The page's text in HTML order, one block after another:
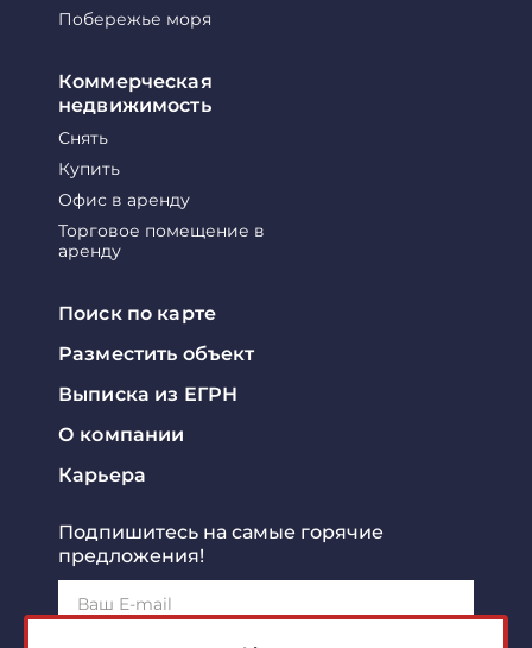
Побережье моря
Коммерческая
недвижимость
Снять
Купить
Офис в аренду
Торговое помещение в
аренду
Поиск по карте
Разместить объект
Выписка из ЕГРН
О компании
Карьера
Подпишитесь на самые горячие
предложения!